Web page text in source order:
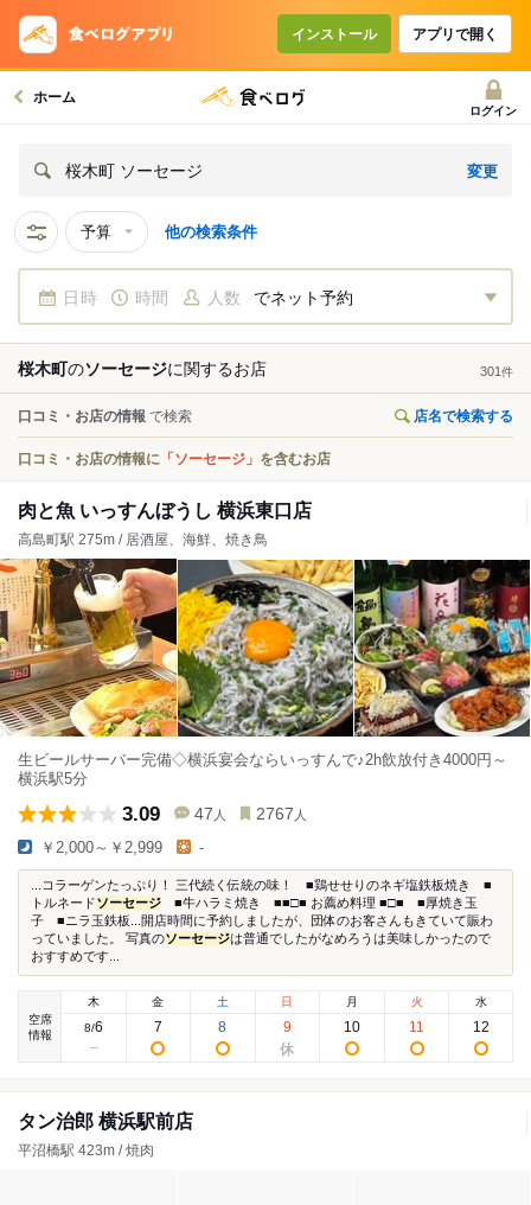
インストール アプリで開く
ホーム
ログイン
桜木町 ソーセージ 変更
予算 他の検索条件
日時 時間 人数 でネット予約
桜木町のソーセージに関するお店 301 件
口コミ・お店の情報 で検索 店名で検索する
口コミ・お店の情報に 「ソーセージ」 を含むお店
肉と魚 いっすんぼうし 横浜東口店
高島町駅 275m / 居酒屋、海鮮、焼き鳥
生ビールサーバー完備◇横浜宴会ならいっすんで♪2h飲放付き4000円～
横浜駅5分
3.09 47 人 2767 人
￥2,000～￥2,999 -
...コラーゲンたっぷり！ 三代続く伝統の味！ ■鶏せせりのネギ塩鉄板焼き ■
トルネードソーセージ ■牛ハラミ焼き ■■□■ お薦め料理 ■□■ ■厚焼き玉
子 ■ニラ玉鉄板...開店時間に予約しましたが、団体のお客さんもきていて賑わ
っていました。 写真のソーセージは普通でしたがなめろうは美味しかったので
おすすめです...
空席
情報
木
8/6
金
7
土
8
日
9
月
10
火
11
水
12
タン治郎 横浜駅前店
平沼橋駅 423m / 焼肉